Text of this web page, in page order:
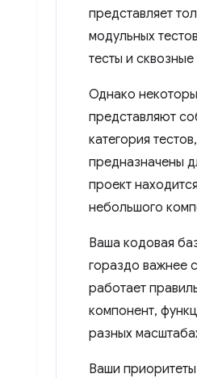
представляет
модульных
тесты и сквозные
Однако
представляют
категория
предназначены
проект
небольшого
Ваша кодовая
гораздо важнее
работает
компонент,
разных
Ваши приоритеты